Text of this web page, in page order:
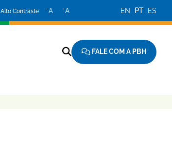
Alto Contraste −A +A EN PT ES
FALE COM A PBH